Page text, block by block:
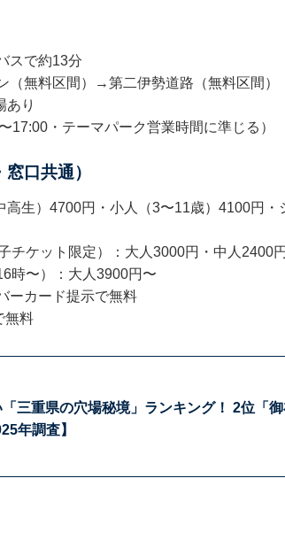
スで約13分
無料区間）→第二伊勢道路（無料区間）
あり
17:00・テーマパーク営業時間に準じる）
口共通）
生）4700円・小人（3〜11歳）4100円・
チケット限定）：大人3000円・中人2400
時〜）：大人3900円〜
ーカード提示で無料
無料
三重県の穴場秘境」ランキング！ 2位「
年調査】